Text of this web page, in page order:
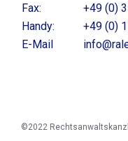
Fax:
+49 (0)
Handy:
+49 (0)
E-Mail
©2022